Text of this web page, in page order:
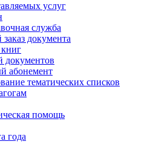
услуг
служба
документа
документов
абонемент
тематических списков
помощь
года